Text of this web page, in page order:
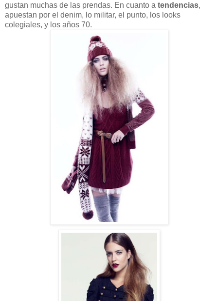
gustan muchas de las prendas. En cuanto a tendencias,
apuestan por el denim, lo militar, el punto, los looks
colegiales, y los años 70.